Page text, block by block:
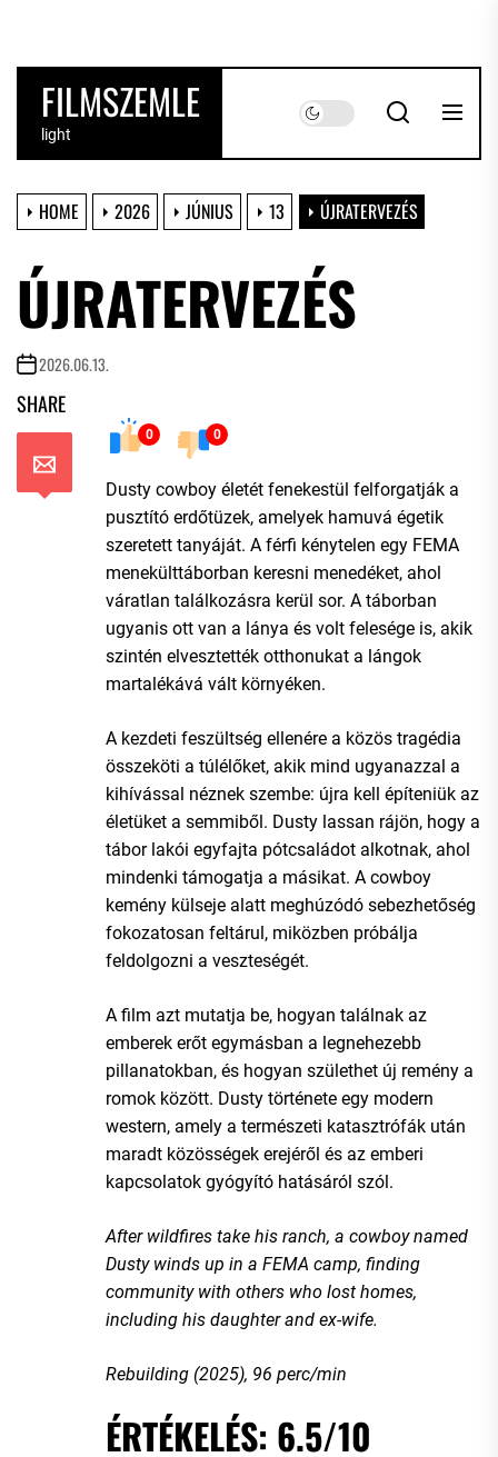
the
contentFILMSZEMLE
light
HOME 2026 JÚNIUS 13 ÚJRATERVEZÉS
ÚJRATERVEZÉS
2026.06.13.
SHARE
0 0
Dusty cowboy életét fenekestül felforgatják a
pusztító erdőtüzek, amelyek hamuvá égetik
szeretett tanyáját. A férfi kénytelen egy FEMA
menekülttáborban keresni menedéket, ahol
váratlan találkozásra kerül sor. A táborban
ugyanis ott van a lánya és volt felesége is, akik
szintén elvesztették otthonukat a lángok
martalékává vált környéken.
A kezdeti feszültség ellenére a közös tragédia
összeköti a túlélőket, akik mind ugyanazzal a
kihívással néznek szembe: újra kell építeniük az
életüket a semmiből. Dusty lassan rájön, hogy a
tábor lakói egyfajta pótcsaládot alkotnak, ahol
mindenki támogatja a másikat. A cowboy
kemény külseje alatt meghúzódó sebezhetőség
fokozatosan feltárul, miközben próbálja
feldolgozni a veszteségét.
A film azt mutatja be, hogyan találnak az
emberek erőt egymásban a legnehezebb
pillanatokban, és hogyan születhet új remény a
romok között. Dusty története egy modern
western, amely a természeti katasztrófák után
maradt közösségek erejéről és az emberi
kapcsolatok gyógyító hatásáról szól.
After wildfires take his ranch, a cowboy named
Dusty winds up in a FEMA camp, finding
community with others who lost homes,
including his daughter and ex-wife.
Rebuilding (2025), 96 perc/min
ÉRTÉKELÉS: 6.5/10